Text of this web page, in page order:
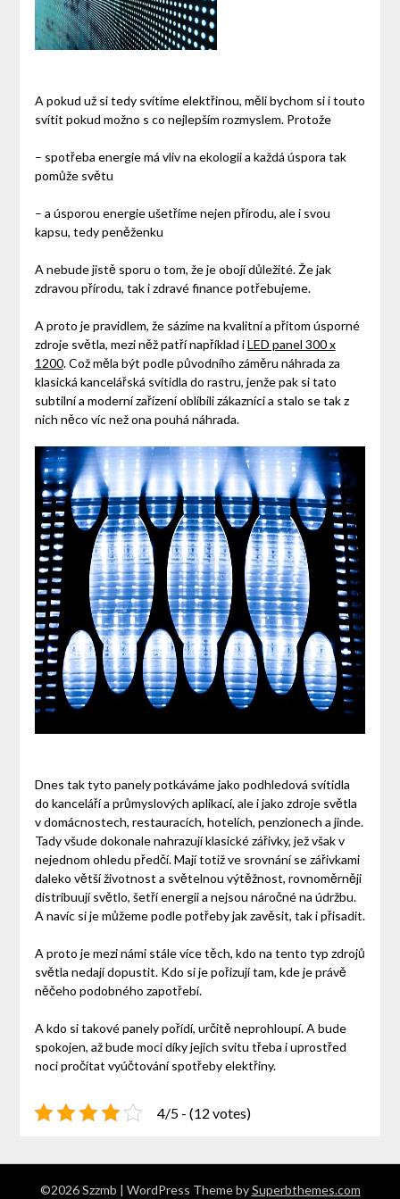
A pokud už si tedy svítíme elektřinou, měli bychom si i touto
svítit pokud možno s co nejlepším rozmyslem. Protože
– spotřeba energie má vliv na ekologii a každá úspora tak
pomůže světu
– a úsporou energie ušetříme nejen přírodu, ale i svou
kapsu, tedy peněženku
A nebude jistě sporu o tom, že je obojí důležité. Že jak
zdravou přírodu, tak i zdravé finance potřebujeme.
A proto je pravidlem, že sázíme na kvalitní a přitom úsporné
zdroje světla, mezi něž patří například iLED panel 300 x
1200. Což měla být podle původního záměru náhrada za
klasická kancelářská svítidla do rastru, jenže pak si tato
subtilní a moderní zařízení oblíbili zákazníci a stalo se tak z
nich něco víc než ona pouhá náhrada.
Dnes tak tyto panely potkáváme jako podhledová svítidla
do kanceláří a průmyslových aplikací, ale i jako zdroje světla
v domácnostech, restauracích, hotelích, penzionech a jinde.
Tady všude dokonale nahrazují klasické zářivky, jež však v
nejednom ohledu předčí. Mají totiž ve srovnání se zářivkami
daleko větší životnost a světelnou výtěžnost, rovnoměrněji
distribuují světlo, šetří energii a nejsou náročné na údržbu.
A navíc si je můžeme podle potřeby jak zavěsit, tak i přisadit.
A proto je mezi námi stále více těch, kdo na tento typ zdrojů
světla nedají dopustit. Kdo si je pořizují tam, kde je právě
něčeho podobného zapotřebí.
A kdo si takové panely pořídí, určitě neprohloupí. A bude
spokojen, až bude moci díky jejich svitu třeba i uprostřed
noci pročítat vyúčtování spotřeby elektřiny.
4/5 - (12 votes)
©2026 Szzmb | WordPress Theme bySuperbthemes.com